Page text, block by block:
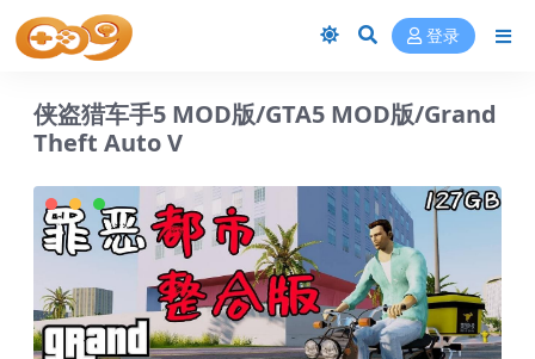
登录
侠盗猎车手5 MOD版/GTA5 MOD版/Grand
Theft Auto V